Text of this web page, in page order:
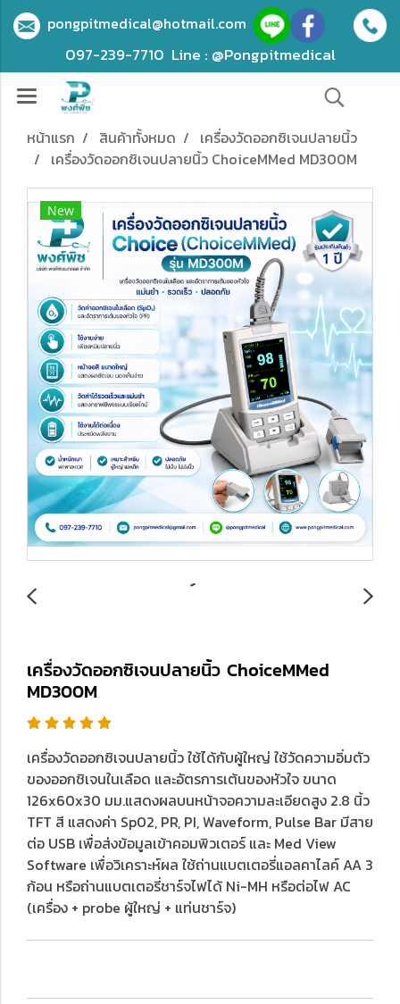
pongpitmedical@hotmail.com
097-239-7710 Line : @Pongpitmedical
หน้าแรก สินค้าทั้งหมด
เครื่องวัดออกซิเจนปลายนิ้ว
เครื่องวัดออกซิเจนปลายนิ้ว ChoiceMMed MD300M
New
เครื่องวัดออกซิเจนปลายนิ้ว ChoiceMMed
MD300M
เครื่องวัดออกซิเจนปลายนิ้ว ใช้ได้กับผู้ใหญ่ ใช้วัดความอิ่มตัว
ของออกชิเจนในเลือด และอัตรการเต้นของหัวใจ ขนาด
126x60x30 มม.แสดงผลบนหน้าจอความละเอียดสูง 2.8 นิ้ว
TFT สี แสดงค่า Sp02, PR, PI, Waveform, Pulse Bar มีสาย
ต่อ USB เพื่อส่งข้อมูลเข้าคอมพิวเตอร์ และ Med View
Software เพื่อวิเคราะห์ผล ใช้ถ่านแบตเตอรี่แอลคาไลค์ AA 3
ก้อน หรือถ่านแบตเตอรี่ชาร์จไฟได้ Ni-MH หรือต่อไฟ AC
(เครื่อง + probe ผู้ใหญ่ + แท่นชาร์จ)